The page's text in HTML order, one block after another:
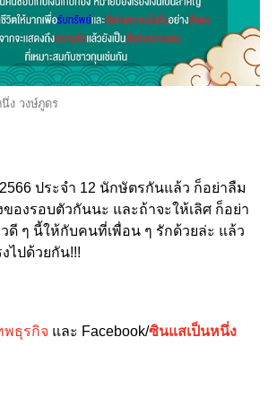
ง วงษ์ภูดร
ประจำ 12 นักษัตรกันแล้ว ก็อย่าลืม
องรอบตัวกันนะ และถ้าจะให้เลิศ ก็อย่า
ดี ๆ นี้ให้กับคนที่เพื่อน ๆ รักด้วยล่ะ แล้ว
งไปด้วยกัน!!!
พธุรกิจ และ Facebook/ซินแสเป็นหนึ่ง